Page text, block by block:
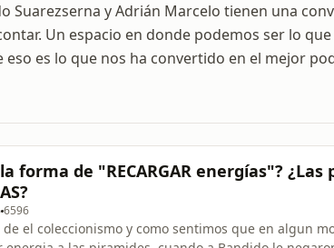
Suarezserna y Adrián Marcelo tienen una
Un espacio en donde podemos ser lo
eso es lo que nos ha convertido en el mejor
forma de "RECARGAR energías"?
6596
de el coleccionismo y como sentimos que en algun